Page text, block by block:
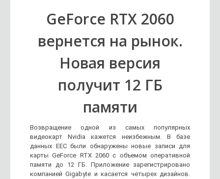
GeForce RTX 2060
вернется на рынок.
Новая версия
получит 12 ГБ
памяти
Возвращение одной из самых популярных
видеокарт Nvidia кажется неизбежным. В базе
данных EEC были обнаружены новые записи для
карты GeForce RTX 2060 с объемом оперативной
памяти до 12 ГБ. Приложение зарегистрировано
компанией Gigabyte и касается четырех дизайнов.